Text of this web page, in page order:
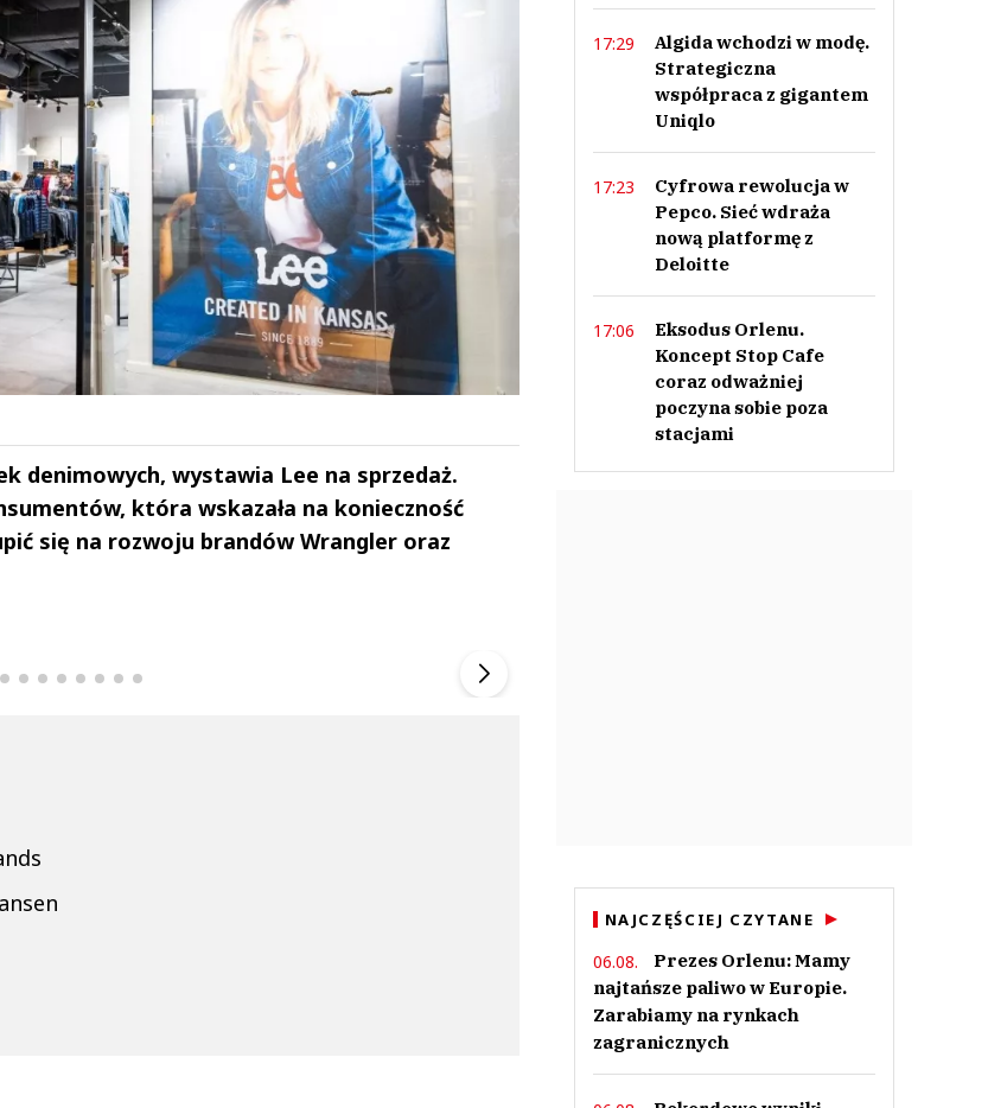
denimowych, wystawia Lee na sprzedaż.
która wskazała na konieczność
się na rozwoju brandów Wrangler oraz
17:29
Algida wchodzi w modę.
Strategiczna
współpraca z gigantem
Uniqlo
17:23
Cyfrowa rewolucja w
Pepco. Sieć wdraża
nową platformę z
Deloitte
17:06
Eksodus Orlenu.
Koncept Stop Cafe
coraz odważniej
poczyna sobie poza
stacjami
NAJCZĘŚCIEJ CZYTANE
06.08.
Prezes Orlenu: Mamy
najtańsze paliwo w Europie.
Zarabiamy na rynkach
zagranicznych